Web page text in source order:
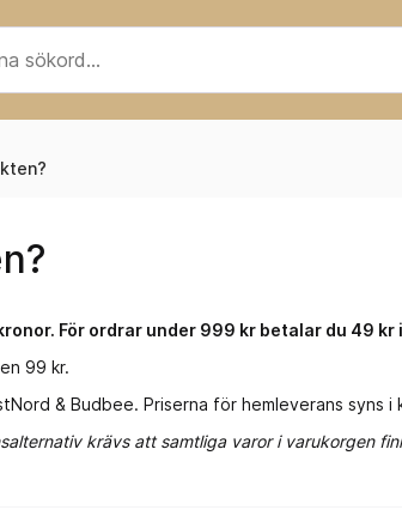
För ordrar under 999 kr betalar du 49
99 kr.
& Budbee. Priserna för hemleverans syns i
krävs att samtliga varor i varukorgen